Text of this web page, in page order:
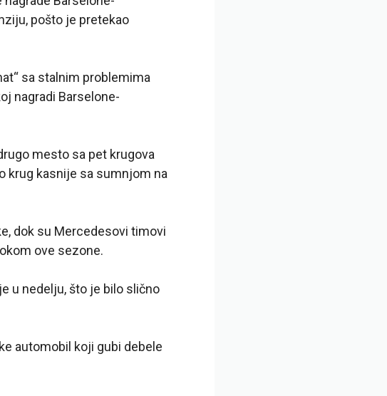
pošto je pretekao
sa stalnim problemima
nagradi Barselone-
mesto sa pet krugova
krug kasnije sa sumnjom na
dok su Mercedesovi timovi
ove sezone.
u nedelju, što je bilo slično
automobil koji gubi debele